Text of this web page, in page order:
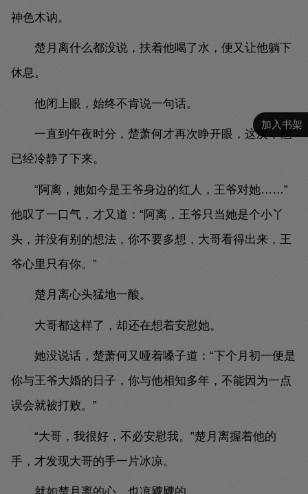
加入书架
神色木讷。
楚月离什么都没说，扶着他喝了水，便又让他躺下
休息。
他闭上眼，始终不肯说一句话。
一直到午夜时分，楚萧何才再次睁开眼，这次，他
已经冷静了下来。
“阿离，她如今是王爷身边的红人，王爷对她……”
他叹了一口气，才又道：“阿离，王爷只当她是个小丫
头，并没有别的想法，你不要多想，大哥看得出来，王
爷心里只有你。”
楚月离心头猛地一酸。
大哥都这样了，却还在想着安慰她。
她没说话，楚萧何又哑着嗓子道：“下个月初一便是
你与王爷大婚的日子，你与他相知多年，不能因为一点
误会就被打败。”
“大哥，我很好，不必安慰我。”楚月离握着他的
手，才发现大哥的手一片冰凉。